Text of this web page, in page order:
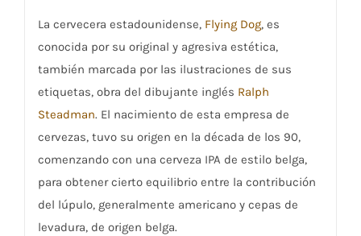
La cervecera estadounidense, Flying Dog, es
conocida por su original y agresiva estética,
también marcada por las ilustraciones de sus
etiquetas, obra del dibujante inglés Ralph
Steadman. El nacimiento de esta empresa de
cervezas, tuvo su origen en la década de los 90,
comenzando con una cerveza IPA de estilo belga,
para obtener cierto equilibrio entre la contribución
del lúpulo, generalmente americano y cepas de
levadura, de origen belga.